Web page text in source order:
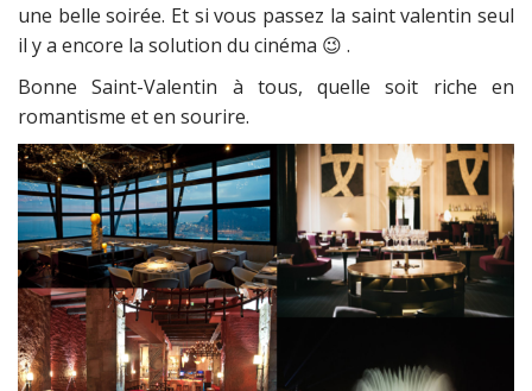
une belle soirée. Et si vous passez la saint valentin seul
il y a encore la solution du cinéma 😉 .
Bonne Saint-Valentin à tous, quelle soit riche en
romantisme et en sourire.